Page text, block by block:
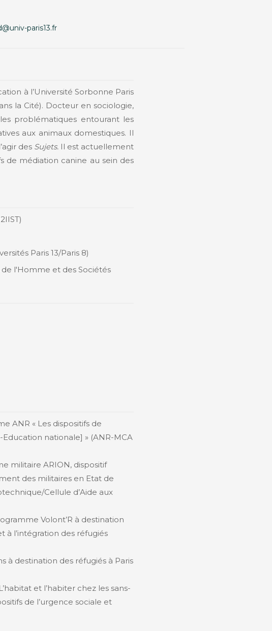
paris13.fr
à l’Université Sorbonne Paris
la Cité). Docteur en sociologie,
problématiques entourant les
aux animaux domestiques. Il
des Sujets. Il est actuellement
de médiation canine au sein des
Paris 13/Paris 8)
de l'Homme et des Sociétés
ANR « Les dispositifs de
nationale] » (ANR-MCA
militaire ARION, dispositif
des militaires en Etat de
Cellule d’Aide aux
Volont’R à destination
à l’intégration des réfugiés
à destination des réfugiés à Paris
et l’habiter chez les sans-
de l’urgence sociale et